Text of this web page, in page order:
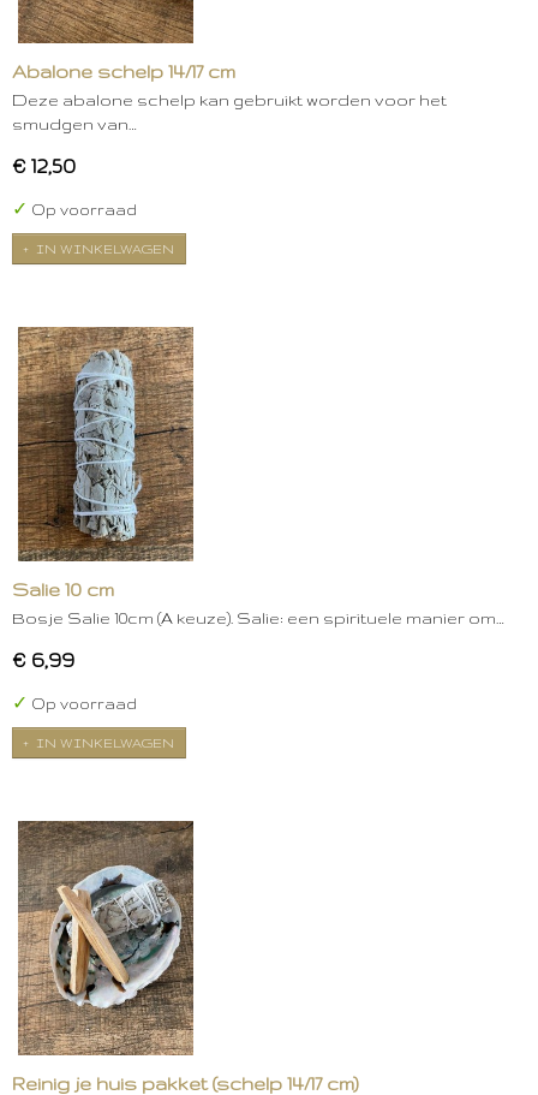
Abalone schelp 14/17 cm
Deze abalone schelp kan gebruikt worden voor het
smudgen van…
€ 12,50
✓ Op voorraad
IN WINKELWAGEN
Salie 10 cm
Bosje Salie 10cm (A keuze). Salie: een spirituele manier om…
€ 6,99
✓ Op voorraad
IN WINKELWAGEN
Reinig je huis pakket (schelp 14/17 cm)